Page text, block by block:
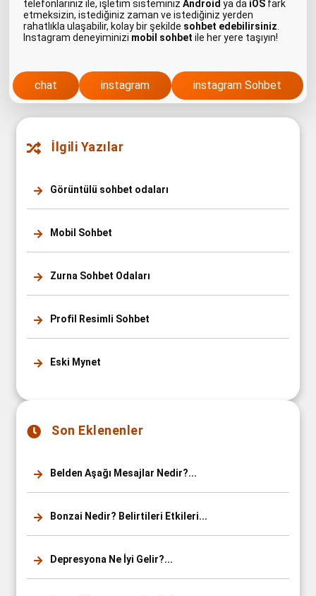
telefonlarınız ile, işletim sisteminiz Android ya da iOS fark
etmeksizin, istediğiniz zaman ve istediğiniz yerden
rahatlıkla ulaşabilir, kolay bir şekilde sohbet edebilirsiniz
Instagram deneyiminizi mobil sohbet ile her yere taşıyın!
chat instagram instagram Sohbet
İlgili Yazılar
Görüntülü sohbet odaları
Mobil Sohbet
Zurna Sohbet Odaları
Profil Resimli Sohbet
Eski Mynet
Son Eklenenler
Belden Aşağı Mesajlar Nedir?...
Bonzai Nedir? Belirtileri Etkileri...
Depresyona Ne İyi Gelir?...